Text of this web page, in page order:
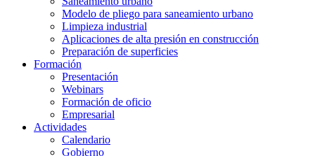
Modelo de pliego para saneamiento urbano
Limpieza industrial
Aplicaciones de alta presión en construcción
Preparación de superficies
Formación
Presentación
Webinars
Formación de oficio
Empresarial
Actividades
Calendario
Gobierno